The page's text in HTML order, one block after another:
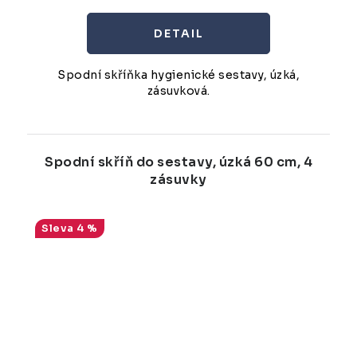
Spodní skříňka hygienické sestavy, úzká,
zásuvková.
Spodní skříň do sestavy, úzká 60 cm, 4
zásuvky
4 %